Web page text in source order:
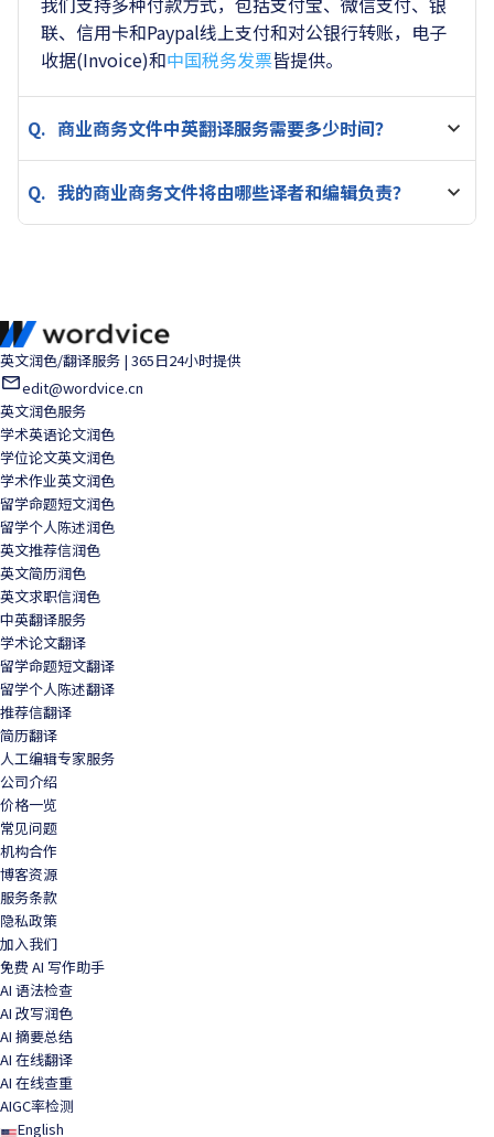
5.0 |1SA H Jingxian Huang2024-01-07
Really like Max's edits. Solid and informative. Thank yo
u!
Dominique v. has always been efficient! The feedback is
helpful in improving the flow and address the topic effe
ctively. Thank you Dominique!
Great!
我们支持多种付款方式，包括支付宝、微信支付、银
联、信用卡和Paypal线上支付和对公银行转账，电子
英文润色/翻译服务 | 365日24小时提供
edit@wordvice.cn
英文润色服务
学术英语论文润色
学位论文英文润色
学术作业英文润色
留学命题短文润色
留学个人陈述润色
英文推荐信润色
英文简历润色
英文求职信润色
中英翻译服务
学术论文翻译
留学命题短文翻译
留学个人陈述翻译
推荐信翻译
简历翻译
人工编辑专家服务
公司介绍
价格一览
常见问题
机构合作
博客资源
服务条款
隐私政策
加入我们
免费 AI 写作助手
AI 语法检查
AI 改写润色
AI 摘要总结
AI 在线翻译
AI 在线查重
AIGC率检测